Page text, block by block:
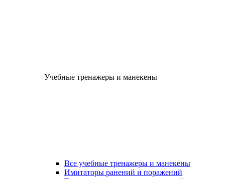
Учебные тренажеры и манекены
Все учебные тренажеры и манекены
Имитаторы ранений и поражений